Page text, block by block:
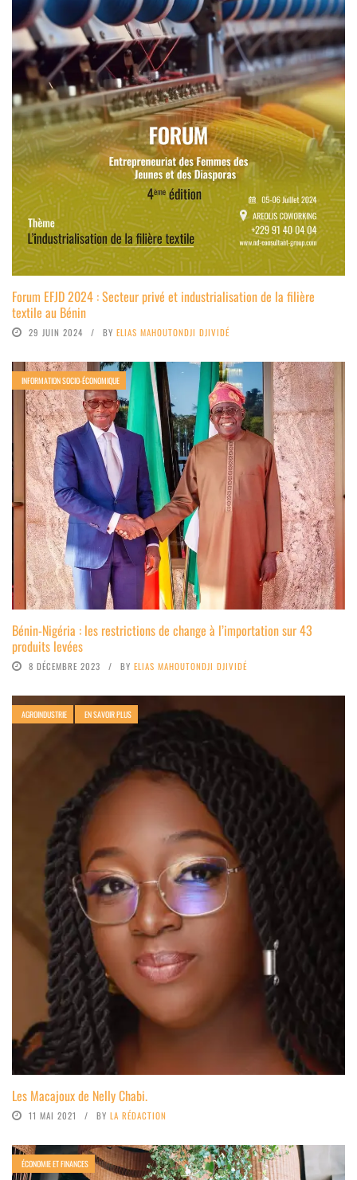
Forum EFJD 2024 : Secteur privé et industrialisation de la filière
textile au Bénin
29 JUIN 2024 BY ELIAS MAHOUTONDJI DJIVIDÉ
INFORMATION SOCIO-ÉCONOMIQUE
Bénin-Nigéria : les restrictions de change à l’importation sur 43
produits levées
8 DÉCEMBRE 2023 BY ELIAS MAHOUTONDJI DJIVIDÉ
AGROINDUSTRIE EN SAVOIR PLUS
Les Macajoux de Nelly Chabi.
11 MAI 2021 BY LA RÉDACTION
ÉCONOMIE ET FINANCES